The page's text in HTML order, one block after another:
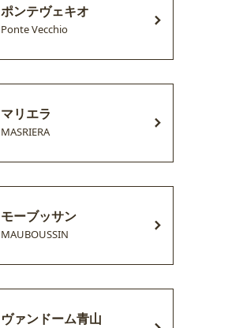
ポンテヴェキオ
Ponte Vecchio
マリエラ
MASRIERA
モーブッサン
MAUBOUSSIN
ヴァンドーム青山